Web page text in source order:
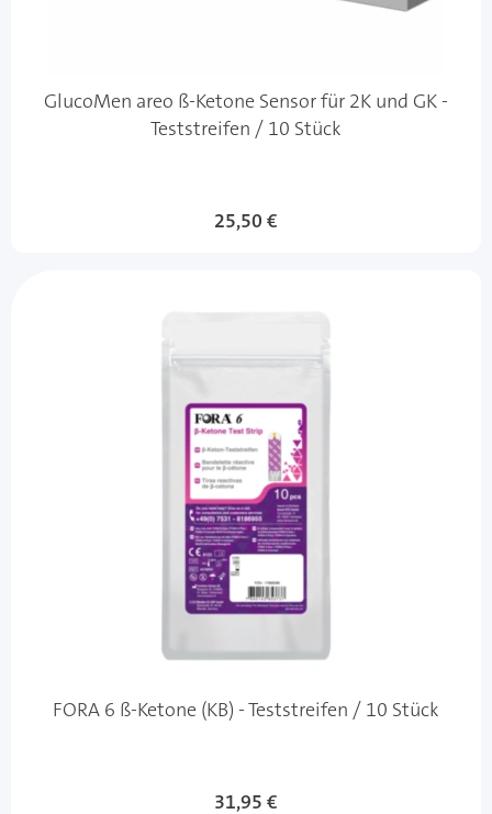
GlucoMen areo ß-Ketone Sensor für 2K und GK -
Teststreifen / 10 Stück
25,50 €
FORA 6 ß-Ketone (KB) - Teststreifen / 10 Stück
31,95 €